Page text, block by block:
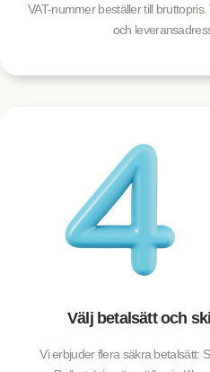
VAT-nummer beställer till
och
Välj betalsätt och
Vi erbjuder flera säkra betalsätt: